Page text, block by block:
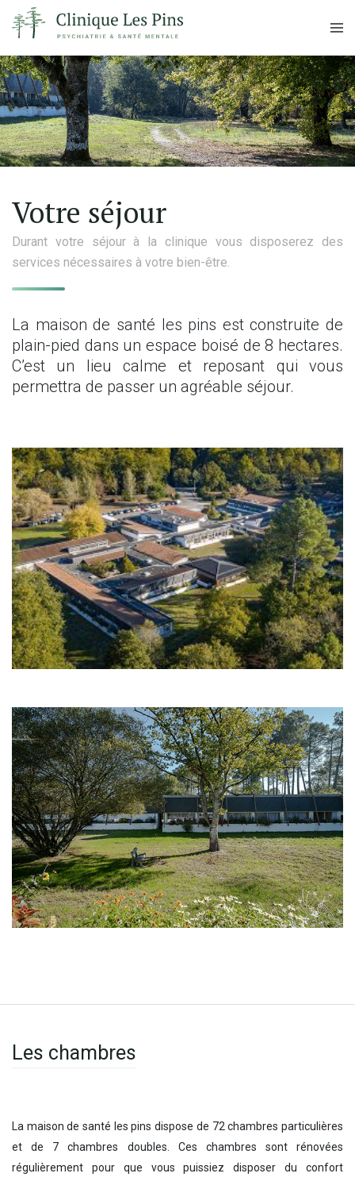
Votre séjour
Durant votre séjour à la clinique vous disposerez des
services nécessaires à votre bien-être.
La maison de santé les pins est construite de
plain-pied dans un espace boisé de 8 hectares.
C’est un lieu calme et reposant qui vous
permettra de passer un agréable séjour.
Les chambres
La maison de santé les pins dispose de 72 chambres particulières
et de 7 chambres doubles. Ces chambres sont rénovées
régulièrement pour que vous puissiez disposer du confort